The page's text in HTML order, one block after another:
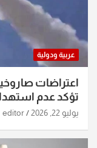
عربية ودولية
اعتراضات
تؤكد عدم
يوليو 22, 2026 editor